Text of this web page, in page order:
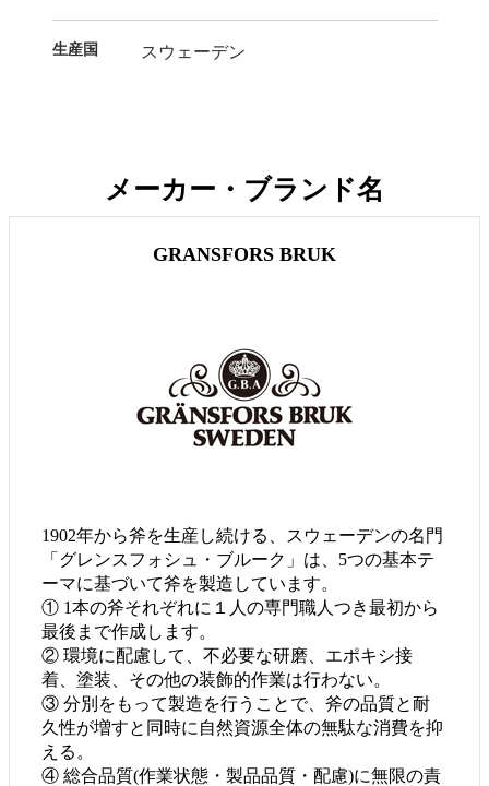
生産国 スウェーデン
メーカー・ブランド名
GRANSFORS BRUK
1902年から斧を生産し続ける、スウェーデンの名門
「グレンスフォシュ・ブルーク」は、5つの基本テ
ーマに基づいて斧を製造しています。
① 1本の斧それぞれに１人の専門職人つき最初から
最後まで作成します。
② 環境に配慮して、不必要な研磨、エポキシ接
着、塗装、その他の装飾的作業は行わない。
③ 分別をもって製造を行うことで、斧の品質と耐
久性が増すと同時に自然資源全体の無駄な消費を抑
える。
④ 総合品質(作業状態・製品品質・配慮)に無限の責